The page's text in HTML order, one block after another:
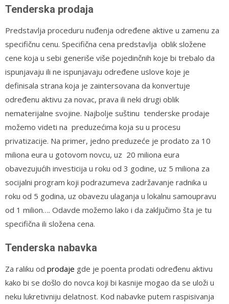
Tenderska prodaja
Predstavlja proceduru nuđenja određene aktive u zamenu za
specifičnu cenu. Specifična cena predstavlja oblik složene
cene koja u sebi generiše više pojedinčnih koje bi trebalo da
ispunjavaju ili ne ispunjavaju određene uslove koje je
definisala strana koja je zaintersovana da konvertuje
određenu aktivu za novac, prava ili neki drugi oblik
nematerijalne svojine. Najbolje suštinu tenderske prodaje
možemo videti na preduzećima koja su u procesu
privatizacije. Na primer, jedno preduzeće je prodato za 10
miliona eura u gotovom novcu, uz 20 miliona eura
obavezujućih investicija u roku od 3 godine, uz 5 miliona za
socijalni program koji podrazumeva zadržavanje radnika u
roku od 5 godina, uz obavezu ulaganja u lokalnu samoupravu
od 1 milion…. Odavde možemo lako i da zaključimo šta je tu
specifična ili složena cena.
Tenderska nabavka
Za raliku od prodaje gde je poenta prodati određenu aktivu
kako bi se došlo do novca koji bi kasnije mogao da se uloži u
neku lukretivniju delatnost. Kod nabavke putem raspisivanja